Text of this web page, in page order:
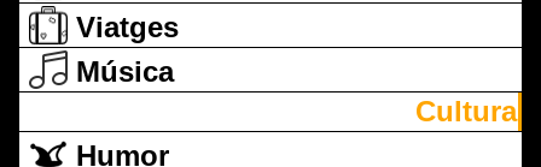
Viatges
Música
Cultura
Humor